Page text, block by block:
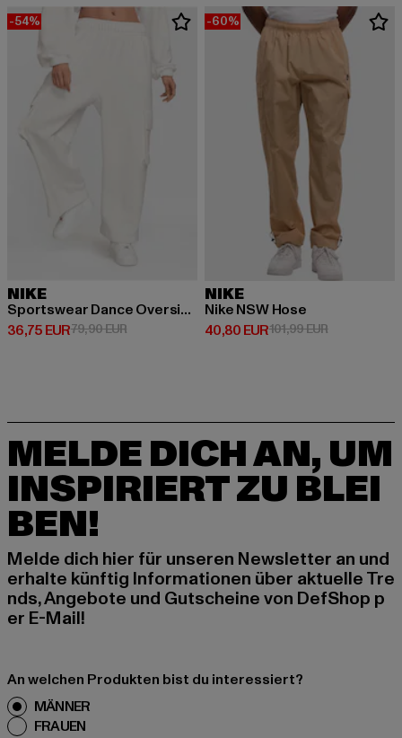
-54%
NIKE
Sportswear Dance Oversized
36,75 EUR
Derzeitiger Preis: 36,75 EUR
79,90 EURAktionspreis: 79,90 EUR
-60%
NIKE
Nike NSW Hose
40,80 EUR
Derzeitiger Preis: 40,80 EUR
101,99 EURAktionspreis:
MELDE DICH AN, UM
INSPIRIERT ZU BLEI
BEN!
Melde dich hier für unseren Newsletter an und
erhalte künftig Informationen über aktuelle Tre
nds, Angebote und Gutscheine von DefShop p
er E-Mail!
An welchen Produkten bist du interessiert?
MÄNNER
FRAUEN